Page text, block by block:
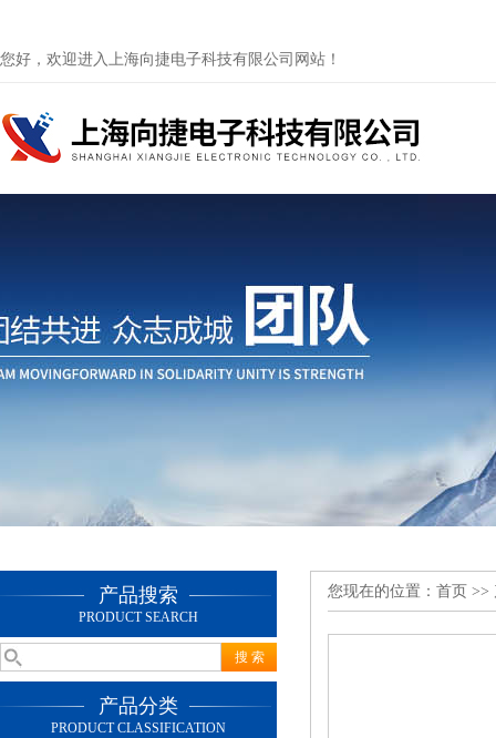
您好，欢迎进入上海向捷电子科技有限公司网站！
产品搜索
PRODUCT SEARCH
产品分类
PRODUCT CLASSIFICATION
您现在的位置： 首页 >>